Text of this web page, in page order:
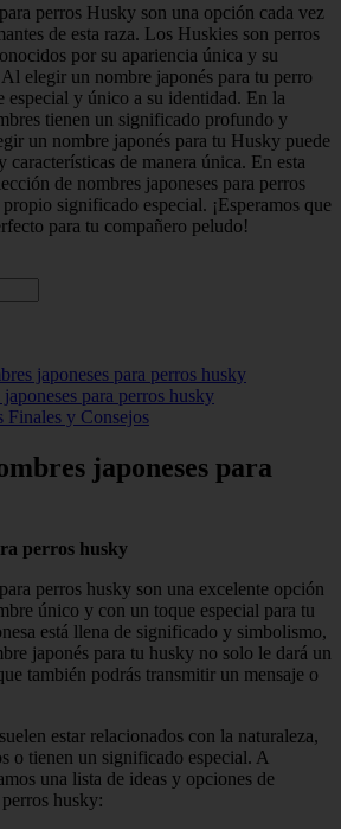
perros Husky son una opción cada vez
de esta raza. Los Huskies son perros
por su apariencia única y su
elegir un nombre japonés para tu perro
especial y único a su identidad. En la
tienen un significado profundo y
un nombre japonés para tu Husky puede
características de manera única. En esta
de nombres japoneses para perros
significado especial. ¡Esperamos que
para tu compañero peludo!
japoneses para perros husky
para perros husky
Finales y Consejos
japoneses para
perros husky
perros husky son una excelente opción
único y con un toque especial para tu
está llena de significado y simbolismo,
japonés para tu husky no solo le dará un
también podrás transmitir un mensaje o
estar relacionados con la naturaleza,
o tienen un significado especial. A
una lista de ideas y opciones de
husky: